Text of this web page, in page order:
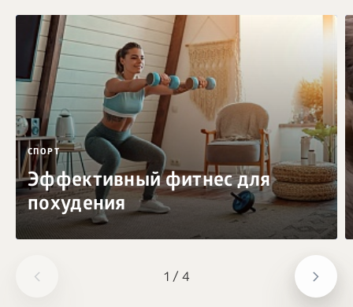
1 / 4
СПОРТ
Эффективный фитнес для
похудения